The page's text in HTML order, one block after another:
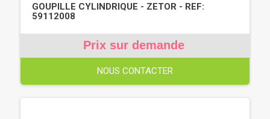
GOUPILLE CYLINDRIQUE - ZETOR - REF:
59112008
Prix sur demande
NOUS CONTACTER